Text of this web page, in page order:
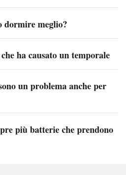
dormire meglio?
ha causato un temporale
un problema anche per
più batterie che prendono